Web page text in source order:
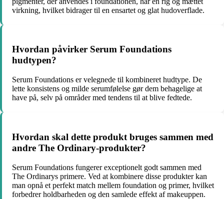
virkning, hvilket bidrager til en ensartet og glat hudoverflade.
Hvordan påvirker Serum Foundations
hudtypen?
Serum Foundations er velegnede til kombineret hudtype. De
lette konsistens og milde serumfølelse gør dem behagelige at
have på, selv på områder med tendens til at blive fedtede.
Hvordan skal dette produkt bruges sammen med
andre The Ordinary-produkter?
Serum Foundations fungerer exceptionelt godt sammen med
The Ordinarys primere. Ved at kombinere disse produkter kan
man opnå et perfekt match mellem foundation og primer, hvilket
forbedrer holdbarheden og den samlede effekt af makeuppen.